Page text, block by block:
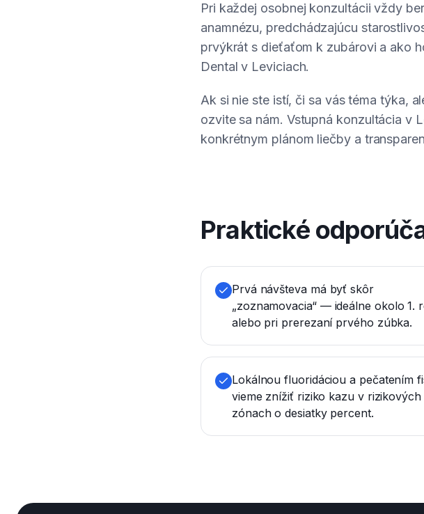
Pri každej osobnej konzultácii vždy
anamnézu, predchádzajúcu
prvýkrát s dieťaťom k zubárovi a ako
Dental v Leviciach.
Ak si nie ste istí, či sa vás téma týka,
ozvite sa nám. Vstupná konzultácia v
konkrétnym plánom liečby a
Praktické
Prvá návšteva má byť skôr
„zoznamovacia“ — ideálne okolo 1.
alebo pri prerezaní prvého zúbka.
Lokálnou fluoridáciou a pečatením
vieme znížiť riziko kazu v rizikových
zónach o desiatky percent.